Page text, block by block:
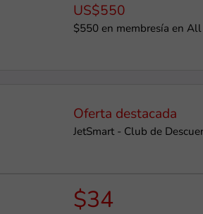
US$550
$550 en membresía en All
Oferta destacada
JetSmart - Club de
$34